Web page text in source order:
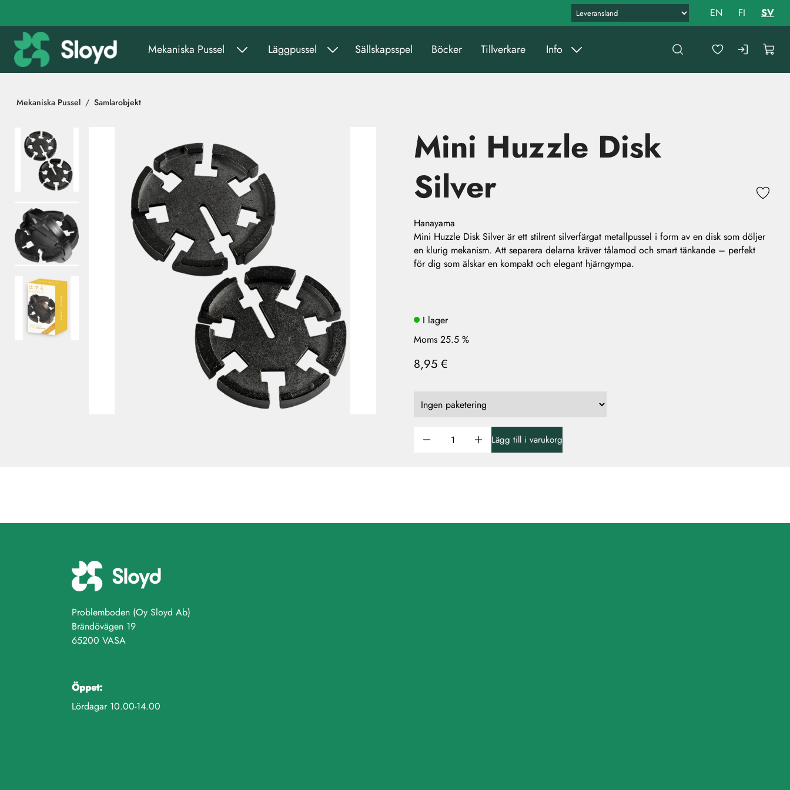
Mekaniska Pussel Läggpussel Sällskapsspel Böcker Tillverkare Info
EN FI SV
Mekaniska Pussel Samlarobjekt
Mini Huzzle Disk
Silver
Hoppa över bilder
Hanayama
Mini Huzzle Disk Silver är ett stilrent silverfärgat metallpussel i form av en disk som döljer
en klurig mekanism. Att separera delarna kräver tålamod och smart tänkande – perfekt
för dig som älskar en kompakt och elegant hjärngympa.
I lager
Moms 25.5 %
8,95 €
Lägg till i varukorg
Problemboden (Oy Sloyd Ab)
Brändövägen 19
65200 VASA
Öppet:
Lördagar 10.00-14.00